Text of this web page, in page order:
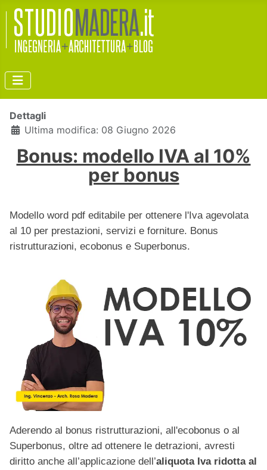
Dettagli
Ultima modifica: 08 Giugno 2026
Bonus: modello IVA al 10%
per bonus
Modello word pdf editabile per ottenere l'Iva agevolata
al 10 per prestazioni, servizi e forniture. Bonus
ristrutturazioni, ecobonus e Superbonus.
Aderendo al bonus ristrutturazioni, all'ecobonus o al
Superbonus, oltre ad ottenere le detrazioni, avresti
diritto anche all’applicazione dell’aliquota Iva ridotta al